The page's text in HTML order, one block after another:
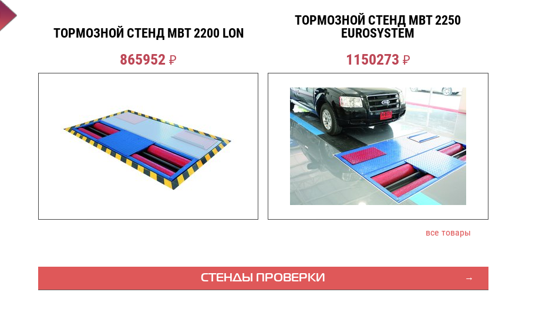
ТОРМОЗНОЙ СТЕНД MBT 2200 LON
865952 ₽
ТОРМОЗНОЙ СТЕНД MBT 2250
EUROSYSTEM
1150273 ₽
все товары
СТЕНДЫ ПРОВЕРКИ